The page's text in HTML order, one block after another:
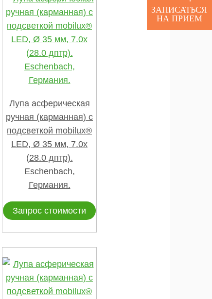
Лупа асферическая
ручная (карманная) с
подсветкой mobilux®
LED, Ø 35 мм, 7.0х
(28.0 дптр).
Eschenbach,
Германия.
Запрос стоимости
ЗАПИСАТЬСЯ
НА ПРИЕМ